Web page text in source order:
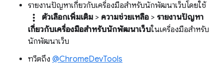
รายงานปัญหาเกี่ยวกับเครื่องมือสำหรับนักพัฒนาเว็บโดยใช้
more_vert ตัวเลือกเพิ่มเติม > ความช่วยเหลือ > รายงานปัญหา
เกี่ยวกับเครื่องมือสำหรับนักพัฒนาเว็บในเครื่องมือสำหรับ
นักพัฒนาเว็บ
ทวีตถึง @ChromeDevTools